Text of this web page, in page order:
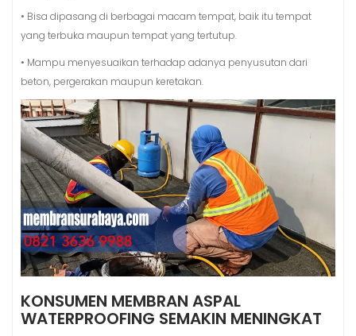
• Bisa dipasang di berbagai macam tempat, baik itu tempat
yang terbuka maupun tempat yang tertutup.
• Mampu menyesuaikan terhadap adanya penyusutan dari
beton, pergerakan maupun keretakan.
KONSUMEN MEMBRAN ASPAL
WATERPROOFING SEMAKIN MENINGKAT